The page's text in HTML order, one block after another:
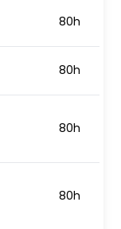
80h
80h
80h
80h